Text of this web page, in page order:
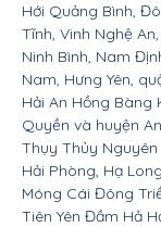
Hới Quảng Bình,
Tĩnh, Vinh Nghệ
Ninh Bình, Nam
Nam, Hưng Yên,
Hải An Hồng Bàng
Quyền và huyện
Thụy Thủy
Hải Phòng, Hạ
Móng Cái Đông
Tiên Yên Đầm Hả